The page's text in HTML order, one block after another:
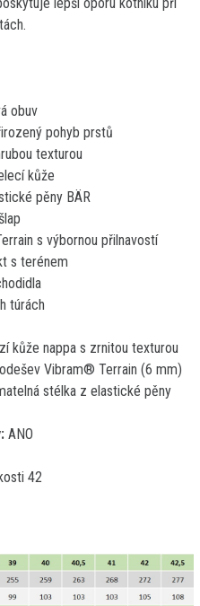
obuv
pohyb prstů
texturou
kůže
pěny BÄR
s výbornou přilnavostí
s terénem
túrách
kůže nappa s zrnitou texturou
Vibram® Terrain (6 mm)
stélka z elastické pěny
ANO
42